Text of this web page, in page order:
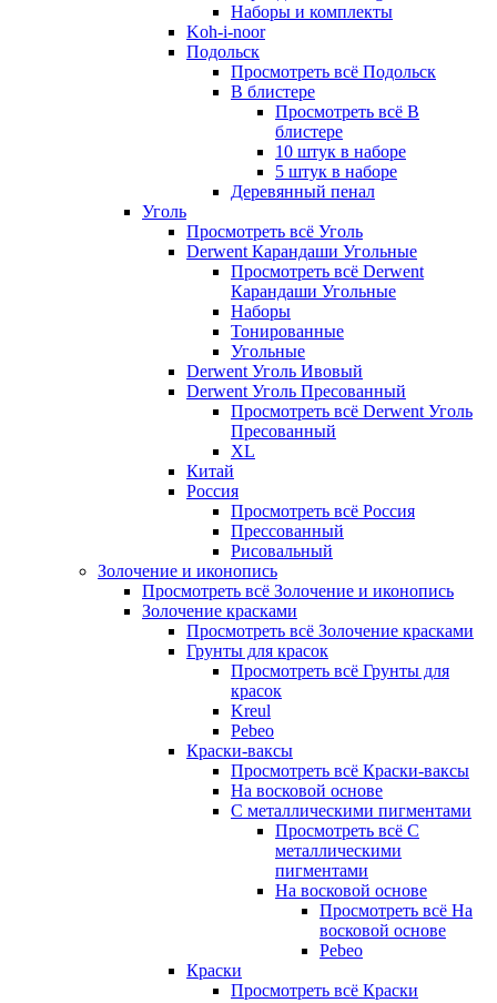
Наборы и комплекты
Koh-i-noor
Подольск
Просмотреть всё Подольск
В блистере
Просмотреть всё В
блистере
10 штук в наборе
5 штук в наборе
Деревянный пенал
Уголь
Просмотреть всё Уголь
Derwent Карандаши Угольные
Просмотреть всё Derwent
Карандаши Угольные
Наборы
Тонированные
Угольные
Derwent Уголь Ивовый
Derwent Уголь Пресованный
Просмотреть всё Derwent Уголь
Пресованный
XL
Китай
Россия
Просмотреть всё Россия
Прессованный
Рисовальный
Золочение и иконопись
Просмотреть всё Золочение и иконопись
Золочение красками
Просмотреть всё Золочение красками
Грунты для красок
Просмотреть всё Грунты для
красок
Kreul
Pebeo
Краски-ваксы
Просмотреть всё Краски-ваксы
На восковой основе
С металлическими пигментами
Просмотреть всё С
металлическими
пигментами
На восковой основе
Просмотреть всё На
восковой основе
Pebeo
Краски
Просмотреть всё Краски